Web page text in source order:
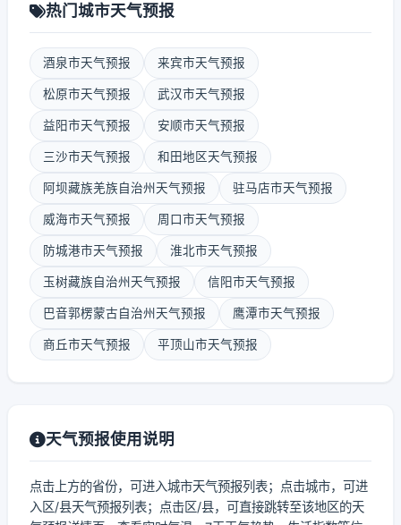
热门城市天气预报
酒泉市天气预报 来宾市天气预报
松原市天气预报 武汉市天气预报
益阳市天气预报 安顺市天气预报
三沙市天气预报 和田地区天气预报
阿坝藏族羌族自治州天气预报 驻马店市天气预报
威海市天气预报 周口市天气预报
防城港市天气预报 淮北市天气预报
玉树藏族自治州天气预报 信阳市天气预报
巴音郭楞蒙古自治州天气预报 鹰潭市天气预报
商丘市天气预报 平顶山市天气预报
天气预报使用说明
点击上方的省份，可进入城市天气预报列表；点击城市，可进
入区/县天气预报列表；点击区/县，可直接跳转至该地区的天